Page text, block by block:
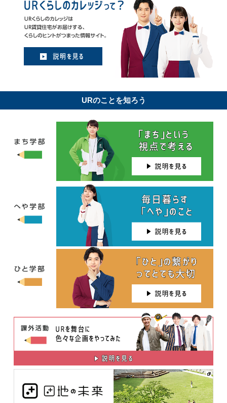
URのことを知ろう